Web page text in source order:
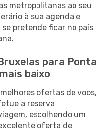
metropolitanas ao seu
à sua agenda e
pretende ficar no país
para Ponta
baixo
ofertas de voos,
a reserva
escolhendo um
oferta de